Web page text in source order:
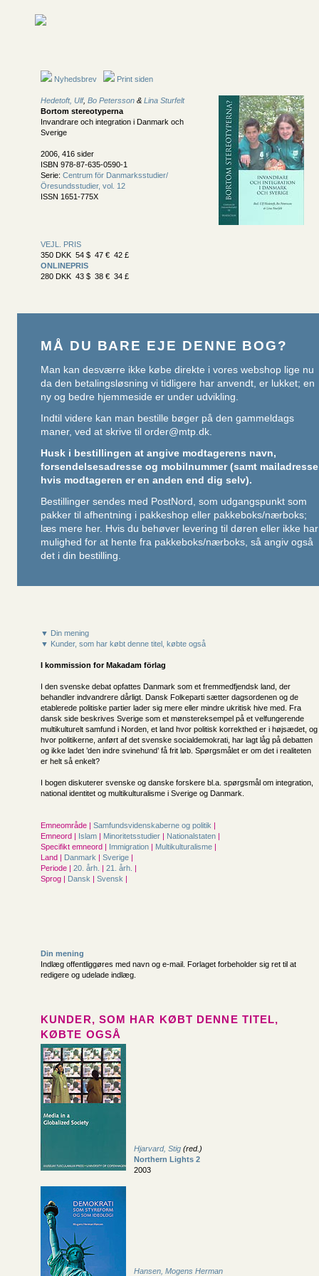
Nyhedsbrev Print siden
Hedetoft, Ulf, Bo Petersson & Lina Sturfelt
Bortom stereotyperna
Invandrare och integration i Danmark och
Sverige
2006, 416 sider
ISBN 978-87-635-0590-1
Serie: Centrum för Danmarksstudier/
Öresundsstudier, vol. 12
ISSN 1651-775X
VEJL. PRIS
350 DKK 54 $ 47 € 42 £
ONLINEPRIS
280 DKK 43 $ 38 € 34 £
MÅ DU BARE EJE DENNE BOG?
Man kan desværre ikke købe direkte i vores webshop lige nu
da den betalingsløsning vi tidligere har anvendt, er lukket; en
ny og bedre hjemmeside er under udvikling.
Indtil videre kan man bestille bøger på den gammeldags
maner, ved at skrive til order@mtp.dk.
Husk i bestillingen at angive modtagerens navn,
forsendelsesadresse og mobilnummer (samt mailadresse
hvis modtageren er en anden end dig selv).
Bestillinger sendes med PostNord, som udgangspunkt som
pakker til afhentning i pakkeshop eller pakkeboks/nærboks;
læs mere her. Hvis du behøver levering til døren eller ikke har
mulighed for at hente fra pakkeboks/nærboks, så angiv også
det i din bestilling.
▼ Din mening
▼ Kunder, som har købt denne titel, købte også
I kommission forMakadam förlag
I den svenske debat opfattes Danmark som et fremmedfjendsk land, der
behandler indvandrere dårligt. Dansk Folkeparti sætter dagsordenen og de
etablerede politiske partier lader sig mere eller mindre ukritisk hive med. Fra
dansk side beskrives Sverige som et mønstereksempel på et velfungerende
multikulturelt samfund i Norden, et land hvor politisk korrekthed er i højsædet, og
hvor politikerne, anført af det svenske socialdemokrati, har lagt låg på debatten
og ikke ladet ’den indre svinehund’ få frit løb. Spørgsmålet er om det i realiteten
er helt så enkelt?
I bogen diskuterer svenske og danske forskere bl.a. spørgsmål om integration,
national identitet og multikulturalisme i Sverige og Danmark.
Emneområde | Samfunds­videnskaberne og politik |
Emneord | Islam | Minoritetsstudier | Nationalstaten |
Specifikt emneord | Immigration | Multikulturalisme |
Land | Danmark | Sverige |
Periode | 20. årh. | 21. årh. |
Sprog | Dansk | Svensk |
Din mening
Indlæg offentliggøres med navn og e-mail. Forlaget forbeholder sig ret til at
redigere og udelade indlæg.
KUNDER, SOM HAR KØBT DENNE TITEL,
KØBTE OGSÅ
Hjarvard, Stig (red.)
Northern Lights 2
2003
Hansen, Mogens Herman